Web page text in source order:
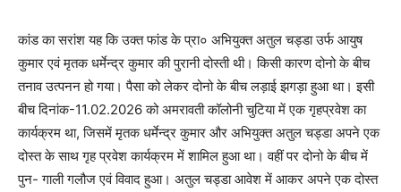
कांड का सरांश यह कि उक्त फांड के प्रा० अभियुक्त अतुल चड्डा उर्फ आयुष
कुमार एवं मृतक धर्मेन्द्र कुमार की पुरानी दोस्ती थी। किसी कारण दोनो के बीच
तनाव उत्पनन हो गया। पैसा को लेकर दोनो के बीच लड़ाई झगड़ा हुआ था। इसी
बीच दिनांक-11.02.2026 को अमरावती कॉलोनी चुटिया में एक गृहप्रवेश का
कार्यक्रम था, जिसमें मृतक धर्मेन्द्र कुमार और अभियुक्त अतुल चड्डा अपने एक
दोस्त के साथ गृह प्रवेश कार्यक्रम में शामिल हुआ था। वहीं पर दोनो के बीच में
पुन- गाली गलौज एवं विवाद हुआ। अतुल चड्डा आवेश में आकर अपने एक दोस्त